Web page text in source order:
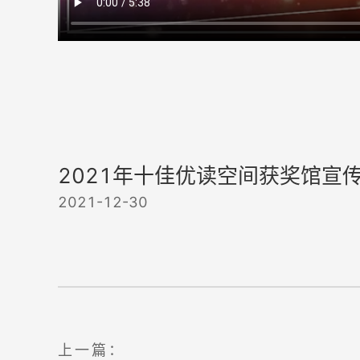
2021年十佳优读空间获奖馆宣
2021-12-30
上一篇：